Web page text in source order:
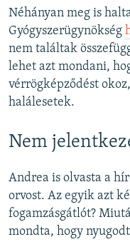
Néhányan meg is
Gyógyszerügynökség
nem találtak
lehet azt mondani,
vérrögképződést
halálesetek.
Nem
Andrea is olvasta a
orvost. Az egyik azt
fogamzásgátlót?
mondta, hogy